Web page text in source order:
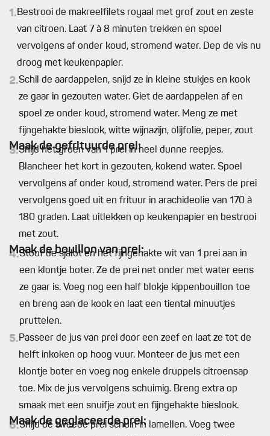
1.Bestrooi de makreelfilets royaal met grof zout en zeste
van citroen. Laat 7 à 8 minuten trekken en spoel
vervolgens af onder koud, stromend water. Dep de vis nu
droog met keukenpapier.
2.Schil de aardappelen, snijd ze in kleine stukjes en kook
ze gaar in gezouten water. Giet de aardappelen af en
spoel ze onder koud, stromend water. Meng ze met
fijngehakte bieslook, witte wijnazijn, olijfolie, peper, zout
Maak de gefrituurde prei:
3.Snijd het groen van 1 prei in heel dunne reepjes.
Blancheer het kort in gezouten, kokend water. Spoel
vervolgens af onder koud, stromend water. Pers de prei
vervolgens goed uit en frituur in arachideolie van 170 à
180 graden. Laat uitlekken op keukenpapier en bestrooi
met zout.
Maak de bouillon van prei:
4.Stoof de sjalot en het fijngehakte wit van 1 prei aan in
een klontje boter. Ze de prei net onder met water eens
ze gaar is. Voeg nog een half blokje kippenbouillon toe
en breng aan de kook en laat een tiental minuutjes
pruttelen.
5.Passeer de jus van prei door een zeef en laat ze tot de
helft inkoken op hoog vuur. Monteer de jus met een
klontje boter en voeg nog enkele druppels citroensap
toe. Mix de jus vervolgens schuimig. Breng extra op
smaak met een snuifje zout en fijngehakte bieslook.
Maak de geglaceerde prei:
6.Snijd de tweede prei schuin in lamellen. Voeg twee